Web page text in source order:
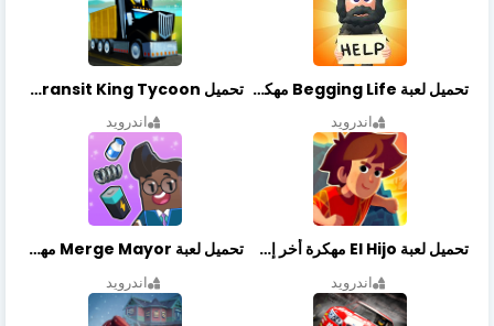
تحميل لعبة Begging Life مهكرة أخر إصدار
اندرويد
تحميل Transit King Tycoon مهكرة أخر إصدار
اندرويد
تحميل لعبة El Hijo مهكرة أخر إصدار
اندرويد
تحميل لعبة Merge Mayor مهكرة أخر إصدار
اندرويد